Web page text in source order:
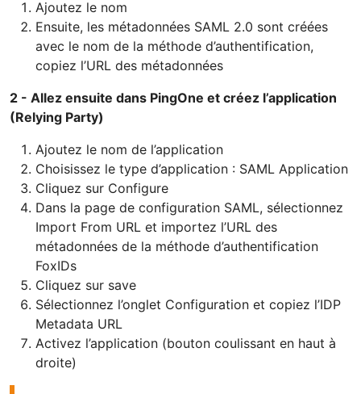
Ajoutez le nom
Ensuite, les métadonnées SAML 2.0 sont créées
avec le nom de la méthode d’authentification,
copiez l’URL des métadonnées
2 - Allez ensuite dans PingOne et créez l’application
(Relying Party)
Ajoutez le nom de l’application
Choisissez le type d’application : SAML Application
Cliquez sur Configure
Dans la page de configuration SAML, sélectionnez
Import From URL et importez l’URL des
métadonnées de la méthode d’authentification
FoxIDs
Cliquez sur save
Sélectionnez l’onglet Configuration et copiez l’IDP
Metadata URL
Activez l’application (bouton coulissant en haut à
droite)